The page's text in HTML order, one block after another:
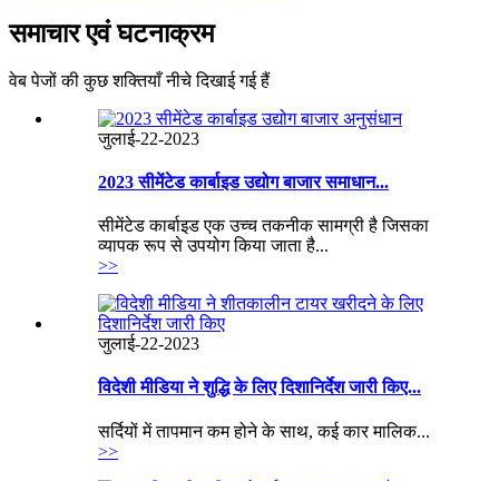
समाचार एवं घटनाक्रम
वेब पेजों की कुछ शक्तियाँ नीचे दिखाई गई हैं
जुलाई-22-2023
2023 सीमेंटेड कार्बाइड उद्योग बाजार समाधान...
सीमेंटेड कार्बाइड एक उच्च तकनीक सामग्री है जिसका
व्यापक रूप से उपयोग किया जाता है...
>>
जुलाई-22-2023
विदेशी मीडिया ने शुद्धि के लिए दिशानिर्देश जारी किए...
सर्दियों में तापमान कम होने के साथ, कई कार मालिक...
>>